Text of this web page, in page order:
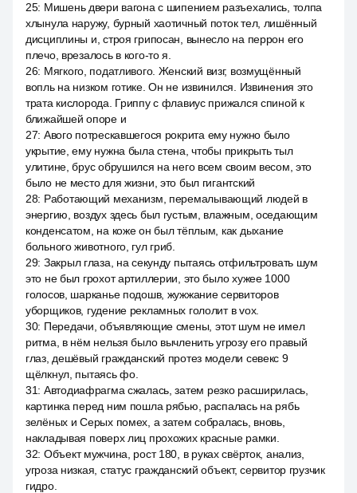
25: Мишень двери вагона с шипением разъехались, толпа
хлынула наружу, бурный хаотичный поток тел, лишённый
дисциплины и, строя грипосан, вынесло на перрон его
плечо, врезалось в кого-то я.
26: Мягкого, податливого. Женский визг, возмущённый
вопль на низком готике. Он не извинился. Извинения это
трата кислорода. Гриппу с флавиус прижался спиной к
ближайшей опоре и
27: Авого потрескавшегося рокрита ему нужно было
укрытие, ему нужна была стена, чтобы прикрыть тыл
улитине, брус обрушился на него всем своим весом, это
было не место для жизни, это был гигантский
28: Работающий механизм, перемалывающий людей в
энергию, воздух здесь был густым, влажным, оседающим
конденсатом, на коже он был тёплым, как дыхание
больного животного, гул гриб.
29: Закрыл глаза, на секунду пытаясь отфильтровать шум
это не был грохот артиллерии, это было хужее 1000
голосов, шарканье подошв, жужжание сервиторов
уборщиков, гудение рекламных гололит в vox.
30: Передачи, объявляющие смены, этот шум не имел
ритма, в нём нельзя было вычленить угрозу его правый
глаз, дешёвый гражданский протез модели севекс 9
щёлкнул, пытаясь фо.
31: Автодиафрагма сжалась, затем резко расширилась,
картинка перед ним пошла рябью, распалась на рябь
зелёных и Серых помех, а затем собралась, вновь,
накладывая поверх лиц прохожих красные рамки.
32: Объект мужчина, рост 180, в руках свёрток, анализ,
угроза низкая, статус гражданский объект, сервитор грузчик
гидро.